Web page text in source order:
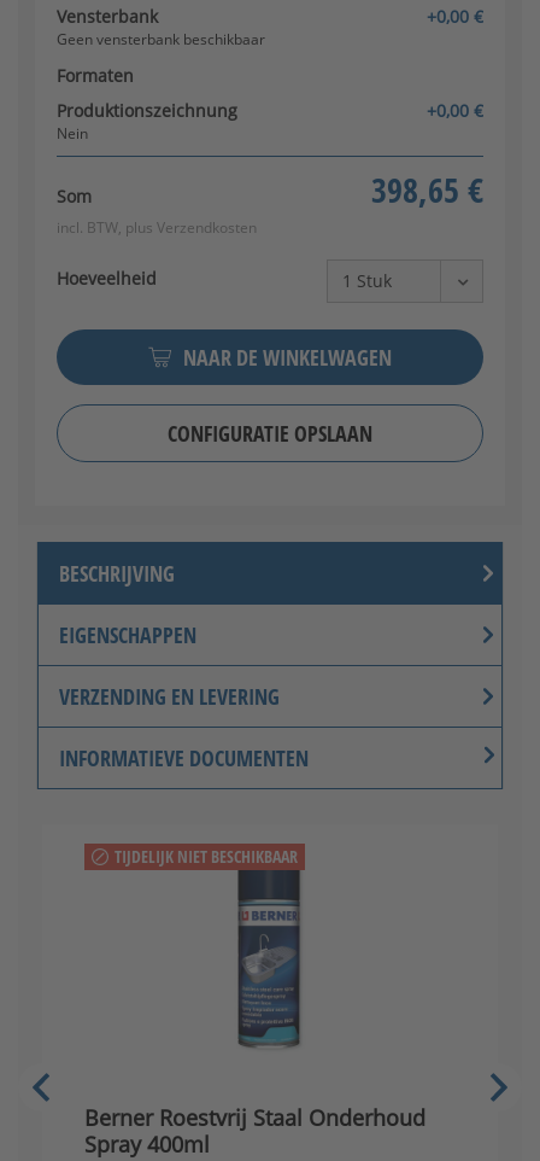
Vensterbank +0,00 €
Geen vensterbank beschikbaar
Formaten
Produktionszeichnung
+0,00 €
Nein
Som 398,65 €
incl. BTW, plus Verzendkosten
Hoeveelheid
NAAR DE WINKELWAGEN
CONFIGURATIE OPSLAAN
BESCHRIJVING
EIGENSCHAPPEN
VERZENDING EN LEVERING
INFORMATIEVE DOCUMENTEN
TIJDELIJK NIET BESCHIKBAAR
Berner Roestvrij Staal Onderhoud
Spray 400ml